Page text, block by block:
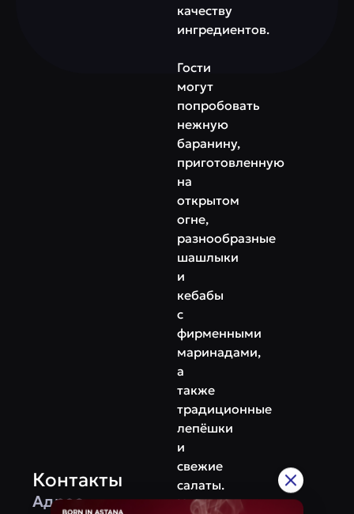
качеству
ингредиентов.
Гости
могут
попробовать
нежную
баранину,
приготовленную
на
открытом
огне,
разнообразные
шашлыки
и
кебабы
с
фирменными
маринадами,
а
также
традиционные
лепёшки
и
свежие
салаты.
Напитки
Контакты
Адрес